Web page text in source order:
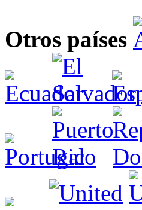
Otros países